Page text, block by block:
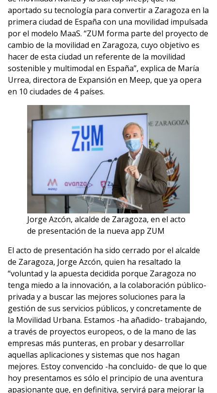
aportado su tecnología para convertir a Zaragoza en la
primera ciudad de España con una movilidad impulsada
por el modelo MaaS. “ZUM forma parte del proyecto de
cambio de la movilidad en Zaragoza, cuyo objetivo es
hacer de esta ciudad un referente de la movilidad
sostenible y multimodal en España”, explica de María
Urrea, directora de Expansión en Meep, que ya opera
en 10 ciudades de 4 países.
Jorge Azcón, alcalde de Zaragoza, en el acto
de presentación de la nueva app ZUM
El acto de presentación ha sido cerrado por el alcalde
de Zaragoza, Jorge Azcón, quien ha resaltado la
“voluntad y la apuesta decidida porque Zaragoza no
tenga miedo a la innovación, a la colaboración público-
privada y a buscar las mejores soluciones para la
gestión de sus servicios públicos, y concretamente de
la Movilidad Urbana. Estamos -ha añadido- trabajando,
a través de proyectos europeos, o de la mano de las
empresas más punteras, en probar y desarrollar
aquellas aplicaciones y sistemas que nos hagan
mejores. Estoy convencido -ha concluido- de que lo que
hoy presentamos es sólo el principio de una aventura
apasionante que, en definitiva, servirá para mejorar la